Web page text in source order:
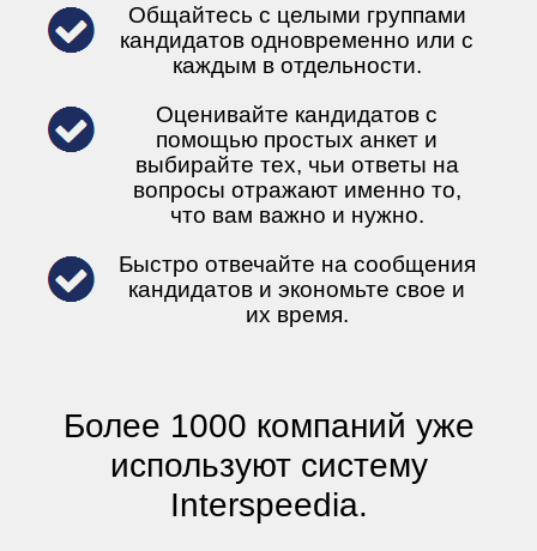
Общайтесь с целыми группами
кандидатов одновременно или с
каждым в отдельности.
Оценивайте кандидатов с
помощью простых анкет и
выбирайте тех, чьи ответы на
вопросы отражают именно то,
что вам важно и нужно.
Быстро отвечайте на сообщения
кандидатов и экономьте свое и
их время.
Более 1000 компаний уже
используют систему
Interspeedia.